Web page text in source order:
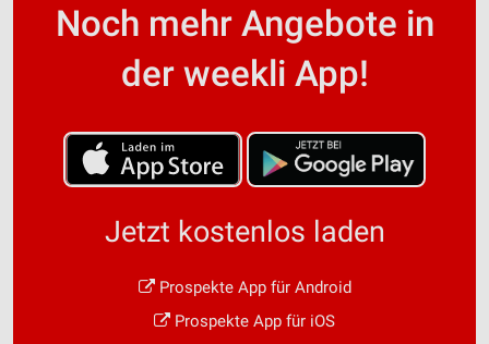
Noch mehr Angebote in
der weekli App!
Jetzt kostenlos laden
Prospekte App für Android
Prospekte App für iOS